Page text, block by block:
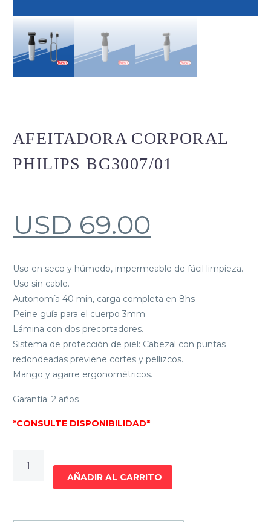
AFEITADORA CORPORAL
PHILIPS BG3007/01
USD 69.00
Uso en seco y húmedo, impermeable de fácil limpieza.
Uso sin cable.
Autonomía 40 min, carga completa en 8hs
Peine guía para el cuerpo 3mm
Lámina con dos precortadores.
Sistema de protección de piel: Cabezal con puntas
redondeadas previene cortes y pellizcos.
Mango y agarre ergonométricos.
Garantía: 2 años
*CONSULTE DISPONIBILIDAD*
CORPORAL
AÑADIR AL CARRITO